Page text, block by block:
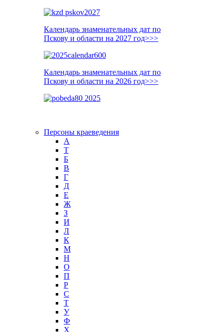
Календарь знаменательных дат по
Пскову и области на 2027 год>>>
Календарь знаменательных дат по
Пскову и области на 2026 год>>>
Персоны краеведения
А
T
Б
В
Г
Д
Е
Ж
З
И
Л
К
М
Н
О
П
Р
С
Т
У
Ф
Х